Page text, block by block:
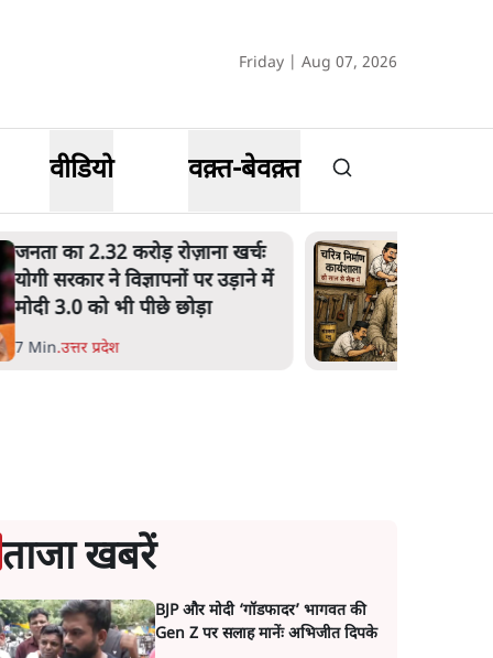
Friday | Aug 07, 2026
वीडियो वक़्त-बेवक़्त
उलटबांसीः राष्ट्र के चरित्र की मरम्मत
जारी है
11 Min.व्यंग्य/उलटबाँसी
ताजा खबरें
BJP और मोदी ‘गॉडफादर’ भागवत की
Gen Z पर सलाह मानेंः अभिजीत दिपके